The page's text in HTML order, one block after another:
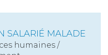
SALARIÉ MALADE
humaines /